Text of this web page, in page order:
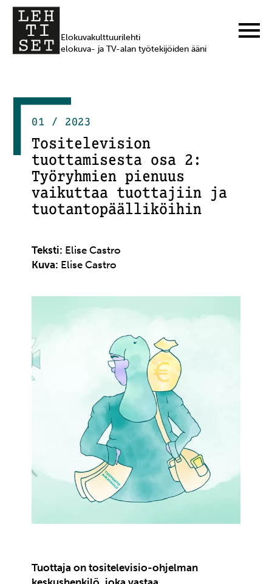
Elokuvakulttuurilehti
elokuva- ja TV-alan työtekijöiden ääni
01 / 2023
Tositelevision
tuottamisesta osa 2:
Työryhmien pienuus
vaikuttaa tuottajiin ja
tuotantopäälliköihin
Teksti: Elise Castro
Kuva: Elise Castro
Tuottaja on tositelevisio-ohjelman